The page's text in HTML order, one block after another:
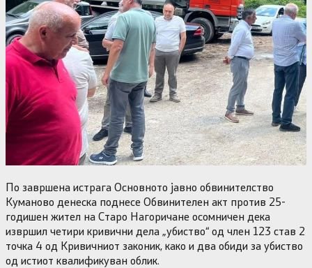
По завршена истрага Основното јавно обвинителство
Куманово денеска поднесе Обвинителен акт против 25-
годишен жител на Старо Нагоричане осомничен дека
извршил четири кривични дела „убиство“ од член 123 став 2
точка 4 од Кривичниот законик, како и два обиди за убиство
од истиот квалификуван облик.